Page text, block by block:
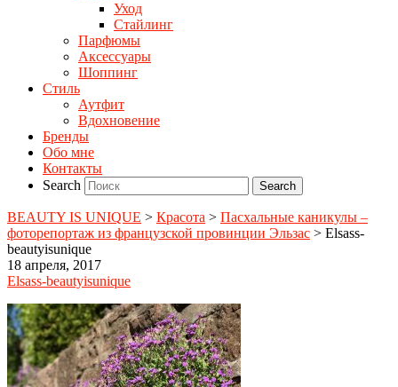
Уход
Стайлинг
Парфюмы
Аксессуары
Шоппинг
Стиль
Аутфит
Вдохновение
Бренды
Обо мне
Контакты
Search
BEAUTY IS UNIQUE > Красота > Пасхальные каникулы –
фоторепортаж из французской провинции Эльзас > Elsass-
beautyisunique
18 апреля, 2017
Elsass-beautyisunique